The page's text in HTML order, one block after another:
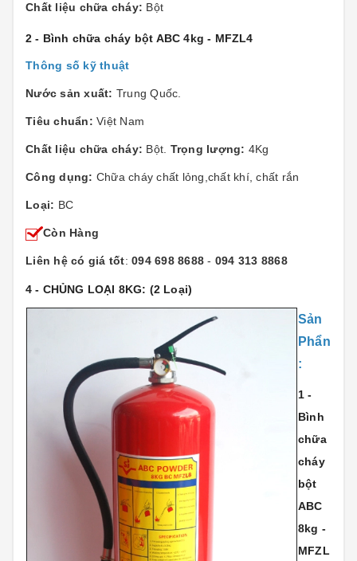
Chất liệu chữa cháy: Bột
2 - Bình chữa cháy bột ABC 4kg - MFZL4
Thông số kỹ thuật
Nước sản xuất: Trung Quốc.
Tiêu chuẩn: Việt Nam
Chất liệu chữa cháy: Bột. Trọng lượng: 4Kg
Công dụng: Chữa cháy chất lỏng,chất khí, chất rắn
Loại: BC
Còn Hàng
Liên hệ có giá tốt: 094 698 8688 - 094 313 8868
4 - CHỦNG LOẠI 8KG: (2 Loại)
Sản
Phẩn
:
1 -
Bình
chữa
cháy
bột
ABC
8kg -
MFZL